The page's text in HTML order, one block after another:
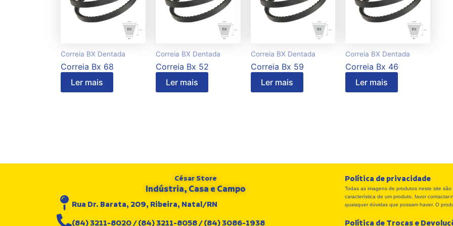
Correia BX Dentada
Correia Bx 68
Ler mais
Correia BX Dentada
Correia Bx 52
Ler mais
Correia BX Dentada
Correia Bx 59
Ler mais
Correia BX Dentada
Correia Bx 46
Ler mais
César Store
Indústria, Casa e Campo
Rua Dr. Barata, 209, Ribeira, Natal/RN
(84) 3211-8020 / (84) 3211-8058 / (84) 3086-1938
Política de privacidade
Todas as imagens de produtos neste site
característica de um produto, favor
quaisquer dúvidas que possam haver. O
Política de Trocas e